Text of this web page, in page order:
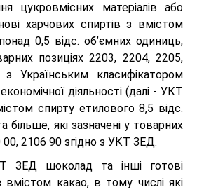
цукровмісних матеріалів або
харчових спиртів з вмістом
0,5 відс. об’ємних одиниць,
позиціях 2203, 2204, 2205,
Українським класифікатором
діяльності (далі - УКТ
спирту етилового 8,5 відс.
більше, які зазначені у товарних
00, 2106 90 згідно з УКТ ЗЕД.
ЗЕД шоколад та інші готові
вмістом какао, в тому числі які